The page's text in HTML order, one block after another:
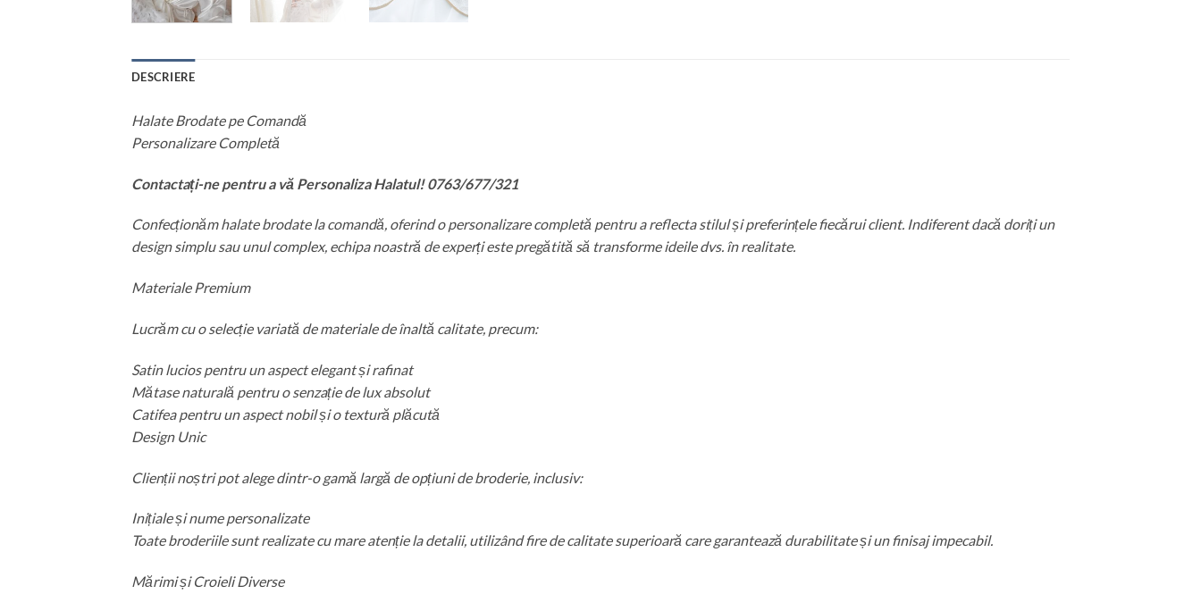
DESCRIERE
Halate Brodate pe Comandă
Personalizare Completă
Contactați-ne pentru a vă Personaliza Halatul! 0763/677/321
Confecționăm halate brodate la comandă, oferind o personalizare completă pentru a reflecta stilul și preferințele fiecărui client. Indiferent dacă doriți un
design simplu sau unul complex, echipa noastră de experți este pregătită să transforme ideile dvs. în realitate.
Materiale Premium
Lucrăm cu o selecție variată de materiale de înaltă calitate, precum:
Satin lucios pentru un aspect elegant și rafinat
Mătase naturală pentru o senzație de lux absolut
Catifea pentru un aspect nobil și o textură plăcută
Design Unic
Clienții noștri pot alege dintr-o gamă largă de opțiuni de broderie, inclusiv:
Inițiale și nume personalizate
Toate broderiile sunt realizate cu mare atenție la detalii, utilizând fire de calitate superioară care garantează durabilitate și un finisaj impecabil.
Mărimi și Croieli Diverse